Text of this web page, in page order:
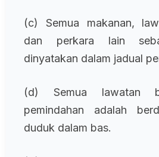
(c) Semua makanan,
dan perkara lain
dinyatakan dalam jadual
(d) Semua lawatan
pemindahan adalah
duduk dalam bas.